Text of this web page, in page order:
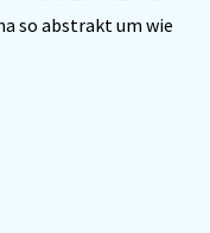
so abstrakt um wie